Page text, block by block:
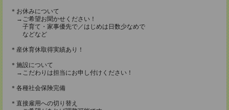
＊お休みについて
→ご希望お聞かせください！
子育て・家事優先で／はじめは日数少なめで
などなど
＊産休育休取得実績あり！
＊施設について
→こだわりは担当にお申し付けください！
＊各種社会保険完備
＊直接雇用への切り替え